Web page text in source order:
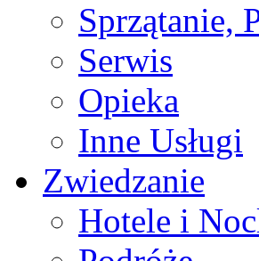
Sprzątanie,
Serwis
Opieka
Inne Usługi
Zwiedzanie
Hotele i